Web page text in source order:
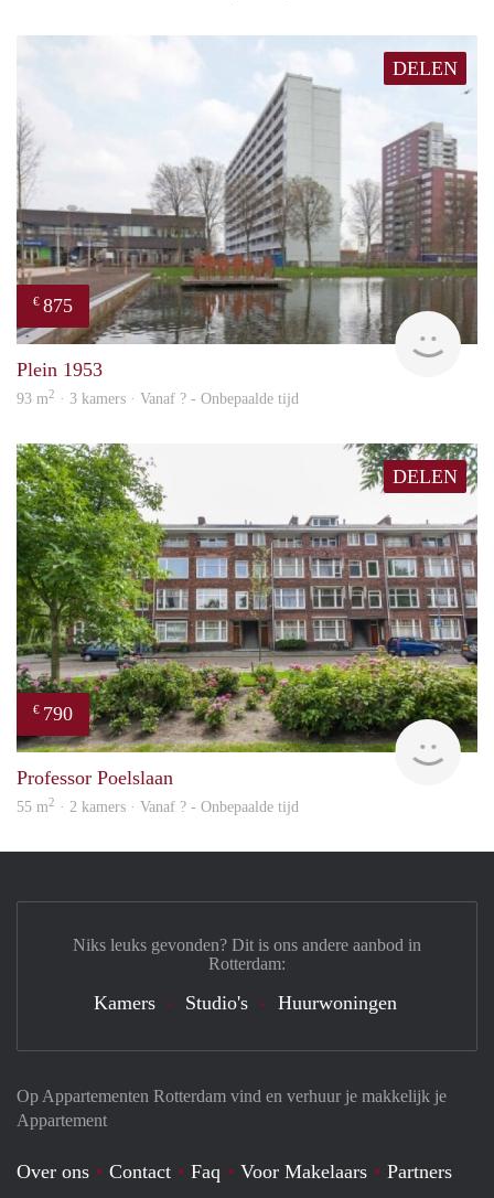
DELEN
€ 875
Plein 1953
93 m2 · 3 kamers · Vanaf ? - Onbepaalde tijd
DELEN
€ 790
Professor Poelslaan
55 m2 · 2 kamers · Vanaf ? - Onbepaalde tijd
Op Appartementen Rotterdam vind en verhuur je makkelijk je
Appartement
Over ons Contact Faq Voor Makelaars Partners
Niks leuks gevonden? Dit is ons andere aanbod in
Rotterdam:
Kamers Studio's Huurwoningen